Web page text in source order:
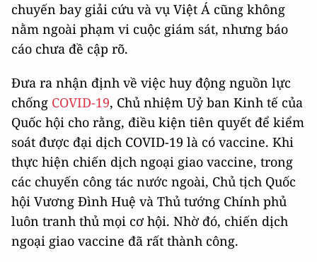
chuyến bay giải cứu và vụ Việt Á cũng không
nằm ngoài phạm vi cuộc giám sát, nhưng báo
cáo chưa đề cập rõ.
Đưa ra nhận định về việc huy động nguồn lực
chống COVID-19, Chủ nhiệm Uỷ ban Kinh tế của
Quốc hội cho rằng, điều kiện tiên quyết để kiểm
soát được đại dịch COVID-19 là có vaccine. Khi
thực hiện chiến dịch ngoại giao vaccine, trong
các chuyến công tác nước ngoài, Chủ tịch Quốc
hội Vương Đình Huệ và Thủ tướng Chính phủ
luôn tranh thủ mọi cơ hội. Nhờ đó, chiến dịch
ngoại giao vaccine đã rất thành công.